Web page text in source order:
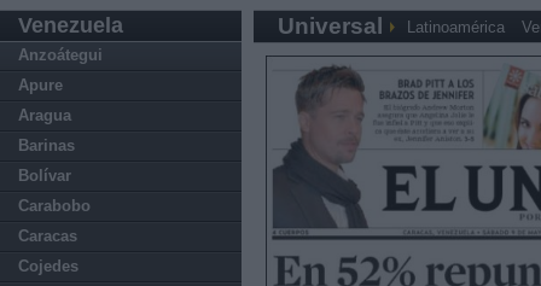
Venezuela
Anzoátegui
Apure
Aragua
Barinas
Bolívar
Carabobo
Caracas
Cojedes
Universal Latinoamérica